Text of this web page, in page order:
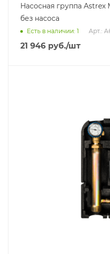
Насосная группа Astrex
без насоса
Есть в наличии: 1 Арт.:
21 946 руб./шт